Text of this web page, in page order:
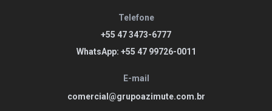
Telefone
+55 47 3473-6777
WhatsApp: +55 47 99726-0011
E-mail
comercial@grupoazimute.com.br